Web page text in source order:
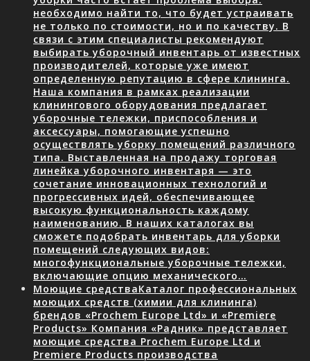
необходимо найти то, что будет устраивать
не только по стоимости, но и по качеству. В
связи с этим специалисты рекомендуют
выбирать уборочный инвентарь от известных
производителей, которые уже имеют
определенную репутацию в сфере клининга.
Наша компания в рамках реализации
клинингового оборудования предлагает
уборочные тележки, приспособления и
аксессуары, помогающие успешно
осуществлять уборку помещений различного
типа. Выставленная на продажу торговая
линейка уборочного инвентаря — это
сочетание инновационных технологий и
прогрессивных идей, обеспечивающее
высокую функциональность каждому
наименованию. В наших каталогах вы
сможете подобрать инвентарь для уборки
помещений следующих видов:
многофункциональные уборочные тележки,
включающие опцию механического…
Моющие средстваКаталог профессиональных
моющих средств (химии для клининга)
брендов «Prochem Europe Ltd» и «Premiere
Products» Компания «Радник» представляет
моющие средства Prochem Europe Ltd и
Premiere Products производства